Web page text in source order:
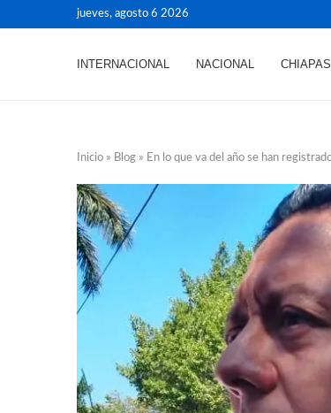
jueves, agosto 6 2026
INTERNACIONAL NACIONAL CHIAPAS
Inicio » Blog » En lo que va del año se han